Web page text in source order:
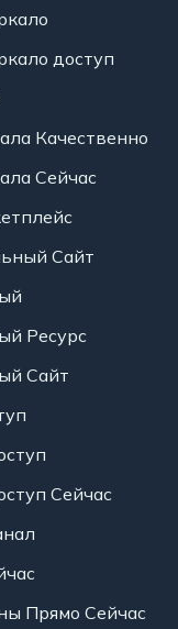
доступ
Качественно
Сейчас
Сайт
Ресурс
Сайт
Сейчас
Прямо Сейчас